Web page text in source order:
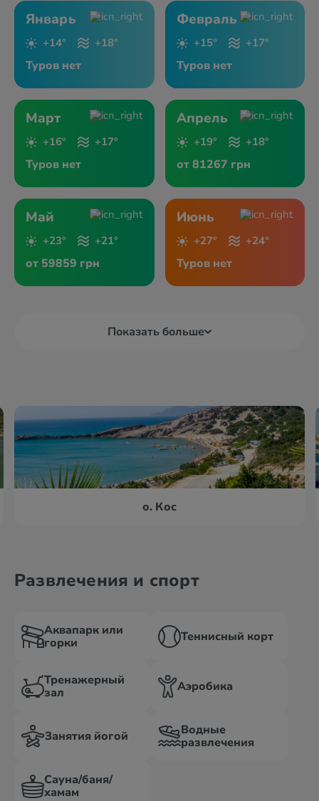
Январь
+14° +18°
Туров нет
Февраль
+15° +17°
Туров нет
Март
+16° +17°
Туров нет
Апрель
+19° +18°
от 81267 грн
Май
+23° +21°
от 59859 грн
Июнь
+27° +24°
Туров нет
Показать больше
о. Кос
Развлечения и спорт
Аквапарк или
горки
Теннисный корт
Тренажерный
зал
Аэробика
Занятия йогой
Водные
развлечения
Сауна/баня/
хамам